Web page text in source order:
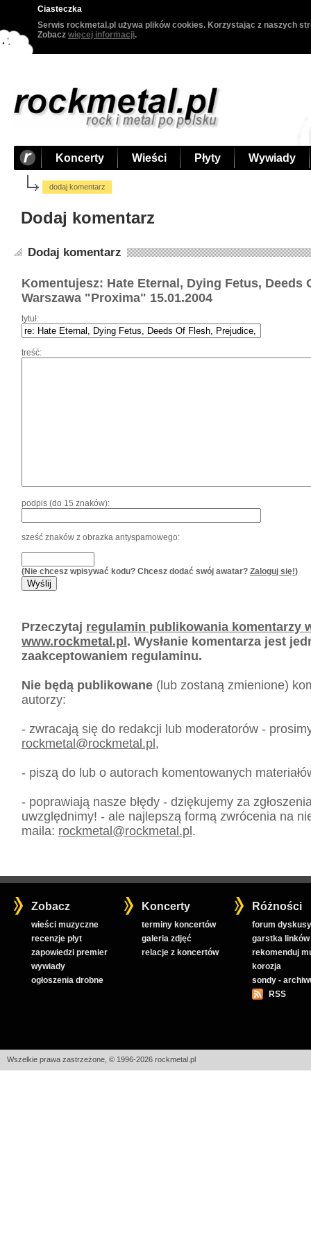
Ciasteczka
Serwis rockmetal.pl używa plików cookies. Korzystając z naszych
Zobacz więcej informacji.
Koncerty Wieści Płyty Wywiady
dodaj komentarz
Dodaj komentarz
Dodaj komentarz
Komentujesz: Hate Eternal, Dying Fetus, Deeds
Warszawa "Proxima" 15.01.2004
tytuł:
treść:
podpis (do 15 znaków):
sześć znaków z obrazka antyspamowego:
(Nie chcesz wpisywać kodu? Chcesz dodać swój awatar? Zaloguj się!)
Przeczytaj regulamin publikowania komentarzy
www.rockmetal.pl. Wysłanie komentarza jest
zaakceptowaniem regulaminu.
Nie będą publikowane (lub zostaną zmienione)
autorzy:
- zwracają się do redakcji lub moderatorów -
rockmetal@rockmetal.pl,
- piszą do lub o autorach komentowanych
- poprawiają nasze błędy - dziękujemy za
uwzględnimy! - ale najlepszą formą zwrócenia na
maila: rockmetal@rockmetal.pl.
Zobacz
wieści muzyczne
recenzje płyt
zapowiedzi premier
wywiady
ogłoszenia drobne
Koncerty
terminy koncertów
galeria zdjęć
relacje z koncertów
Różności
forum
garstka linków
rekomenduj
korozja
sondy -
RSS
Wszelkie prawa zastrzeżone, © 1996-2026 rockmetal.pl